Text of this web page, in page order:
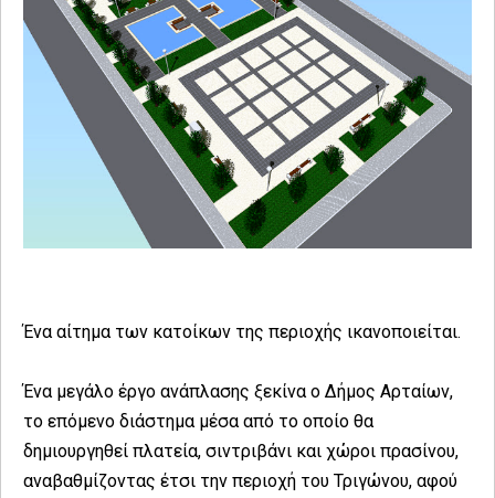
Ένα αίτημα των κατοίκων της περιοχής ικανοποιείται.
Ένα μεγάλο έργο ανάπλασης ξεκίνα ο Δήμος Αρταίων,
το επόμενο διάστημα μέσα από το οποίο θα
δημιουργηθεί πλατεία, σιντριβάνι και χώροι πρασίνου,
αναβαθμίζοντας έτσι την περιοχή του Τριγώνου, αφού